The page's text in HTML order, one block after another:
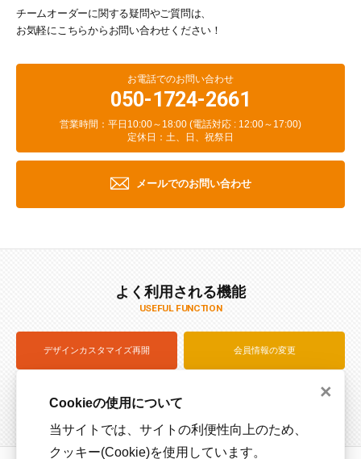
チームオーダーに関する疑問やご質問は、
お気軽にこちらからお問い合わせください！
お電話でのお問い合わせ
050-1724-2661
営業時間：平日10:00～18:00 (電話対応 : 12:00～17:00)
定休日：土、日、祝祭日
メールでのお問い合わせ
よく利用される機能
USEFUL FUNCTION
デザインカスタマイズ再開 会員情報の変更
注文状況を確認（ログイン） ×
Cookieの使用について
当サイトでは、サイトの利便性向上のため、
クッキー(Cookie)を使用しています。